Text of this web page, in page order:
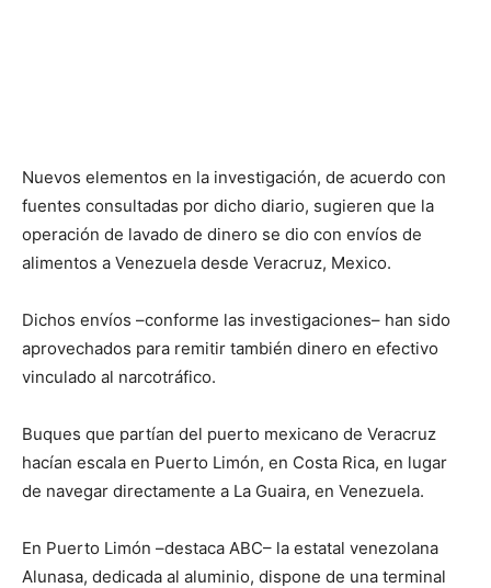
Nuevos elementos en la investigación, de acuerdo con
fuentes consultadas por dicho diario, sugieren que la
operación de lavado de dinero se dio con envíos de
alimentos a Venezuela desde Veracruz, Mexico.
Dichos envíos –conforme las investigaciones– han sido
aprovechados para remitir también dinero en efectivo
vinculado al narcotráfico.
Buques que partían del puerto mexicano de Veracruz
hacían escala en Puerto Limón, en Costa Rica, en lugar
de navegar directamente a La Guaira, en Venezuela.
En Puerto Limón –destaca ABC– la estatal venezolana
Alunasa, dedicada al aluminio, dispone de una terminal